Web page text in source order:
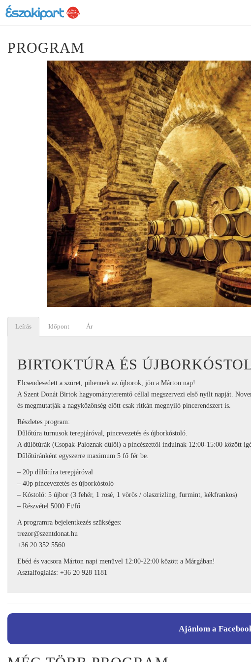
PROGRAM
Leírás Időpont Ár
BIRTOKTÚRA ÉS
Elcsendesedett a szüret, pihennek az újborok, jön a Márton nap!
A Szent Donát Birtok hagyományteremtő céllal megszervezi első nyílt napját.
és megmutatják a nagyközönség előtt csak ritkán megnyíló pincerendszert is.
Részletes program:
Dűlőtúra turnusok terepjáróval, pincevezetés és újborkóstoló.
A dűlőtúrák (Csopak-Paloznak dűlői) a pincészettől indulnak 12:00-15:00 között
Dűlőtúránként egyszerre maximum 5 fő fér be.
– 20p dűlőtúra terepjáróval
– 40p pincevezetés és újborkóstoló
– Kóstoló: 5 újbor (3 fehér, 1 rosé, 1 vörös / olaszrizling, furmint, kékfrankos)
– Részvétel 5000 Ft/fő
A programra bejelentkezés szükséges:
trezor@szentdonat.hu
+36 20 352 5560
Ebéd és vacsora Márton napi menüvel 12:00-22:00 között a Márgában!
Asztalfoglalás: +36 20 928 1181
Ajánlom a